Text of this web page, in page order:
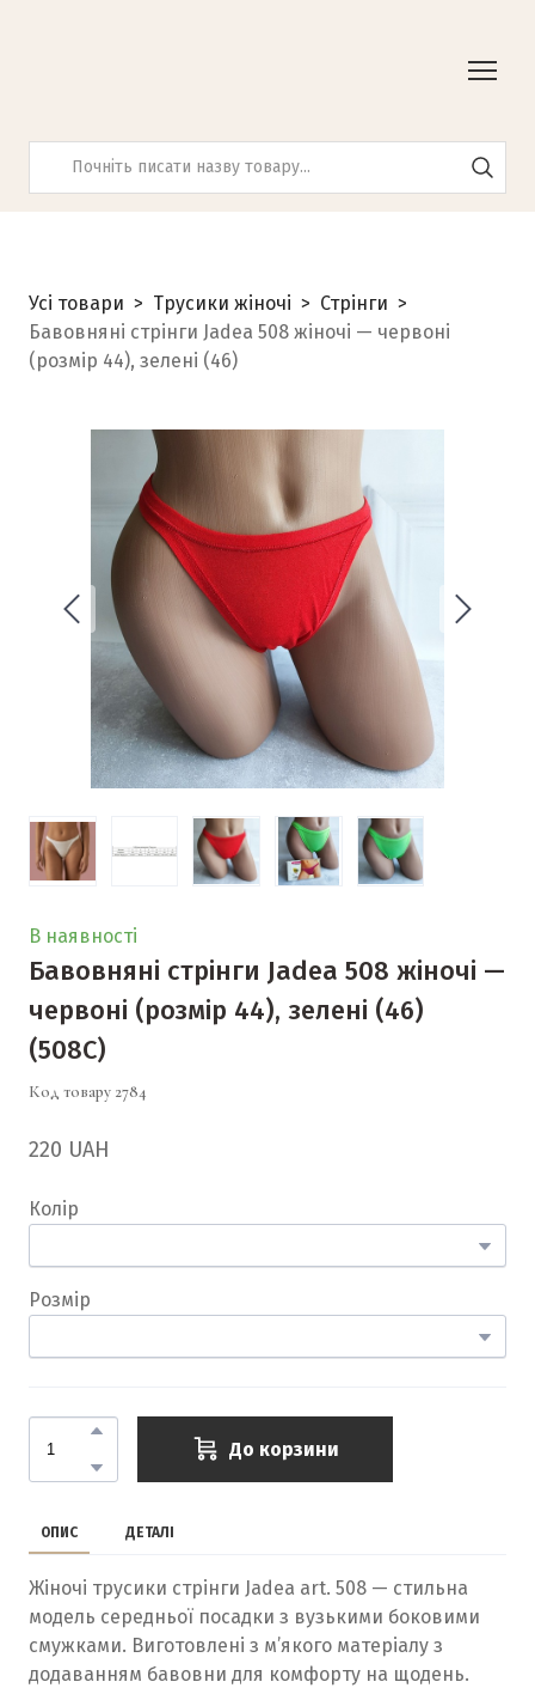
Усі товари Трусики жіночі
Стрінги
Бавовняні стрінги Jadea 508 жіночі — червоні
(розмір 44), зелені (46)
В наявності
Бавовняні стрінги Jadea 508 жіночі —
червоні (розмір 44), зелені (46)
(508С)
Код товару 2784
220 UAH
Колір
Розмір
До корзини
ОПИС ДЕТАЛІ
Жіночі трусики стрінги Jadea art. 508 — стильна
модель середньої посадки з вузькими боковими
смужками. Виготовлені з м’якого матеріалу з
додаванням бавовни для комфорту на щодень.